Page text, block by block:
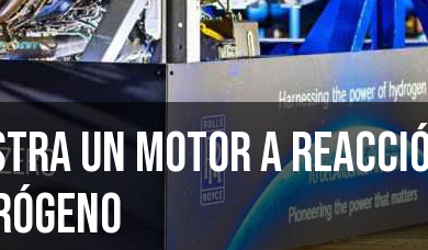
un motor a